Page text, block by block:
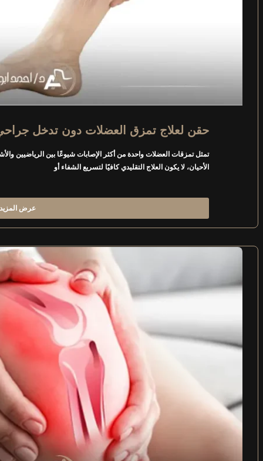
حقن لعلاج تمزق العضلات دون تدخل
تمثل تمزقات العضلات واحدة من أكثر الإصابات شيوعًا بين الرياضيين
الأحيان، لا يكون العلاج التقليدي كافيًا لتسريع الشفاء أو
عرض المزيد